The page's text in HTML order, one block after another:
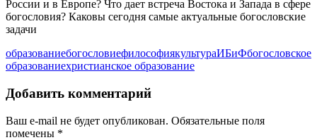
России и в Европе? Что дает встреча Востока и Запада в сфере
богословия? Каковы сегодня самые актуальные богословские
задачи
образованиебогословиефилософиякультураИБиФбогословское
образованиехристианское образование
Добавить комментарий
Ваш e-mail не будет опубликован. Обязательные поля
помечены *